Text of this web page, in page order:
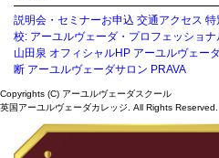
説明会・セミナーお申込 交通アクセス 特
校: アーユルヴェーダ・プロフェッショ
山田泉 オフィシャルHP アーユルヴェー
断 アーユルヴェーダサロン PRAVA
Copyrights (C) アーユルヴェーダスクール
英国アーユルヴェーダカレッジ. All Rights Reserved.